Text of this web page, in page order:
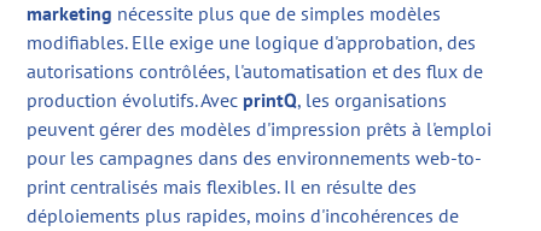
marketing nécessite plus que de simples modèles
modifiables. Elle exige une logique d'approbation, des
autorisations contrôlées, l'automatisation et des flux de
production évolutifs. Avec printQ, les organisations
peuvent gérer des modèles d'impression prêts à l'emploi
pour les campagnes dans des environnements web-to-
print centralisés mais flexibles. Il en résulte des
déploiements plus rapides, moins d'incohérences de